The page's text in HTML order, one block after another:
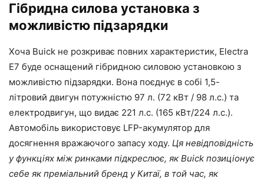
Гібридна силова установка з
можливістю підзарядки
Хоча Buick не розкриває повних характеристик, Electra
E7 буде оснащений гібридною силовою установкою з
можливістю підзарядки. Вона поєднує в собі 1,5-
літровий двигун потужністю 97 л. (72 кВт / 98 л.с.) та
електродвигун, що видає 221 л.с. (165 кВт/224 л.с.).
Автомобіль використовує LFP-акумулятор для
досягнення вражаючого запасу ходу. Ця невідповідність
у функціях між ринками підкреслює, як Buick позиціонує
себе як преміальний бренд у Китаї, в той час, як